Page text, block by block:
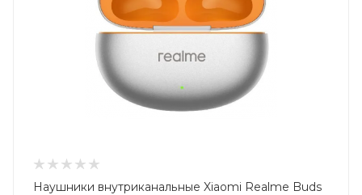
Наушники внутриканальные Xiaomi Realme Buds